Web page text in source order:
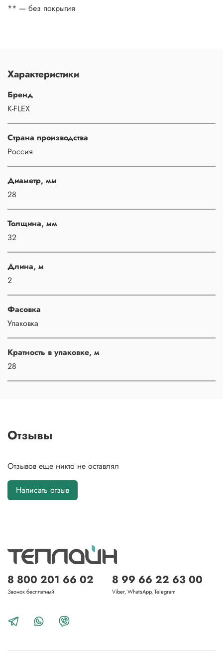
** — без покрытия
Характеристики
Бренд
K-FLEX
Страна производства
Россия
Диаметр, мм
28
Толщина, мм
32
Длина, м
2
Фасовка
Упаковка
Кратность в упаковке, м
28
Отзывы
Отзывов еще никто не оставлял
Написать отзыв
8 800 201 66 02
Звонок бесплатный
8 99 66 22 63 00
Viber, WhatsApp, Telegram